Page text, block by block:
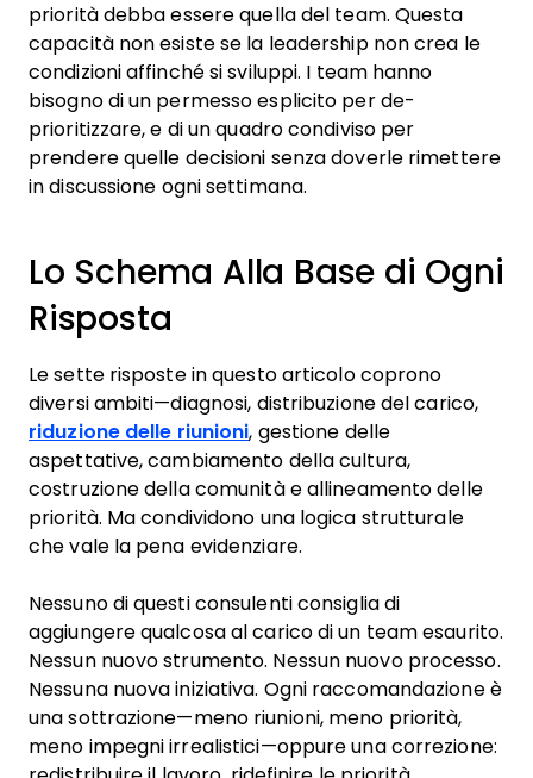
priorità debba essere quella del team. Questa
capacità non esiste se la leadership non crea le
condizioni affinché si sviluppi. I team hanno
bisogno di un permesso esplicito per de-
prioritizzare, e di un quadro condiviso per
prendere quelle decisioni senza doverle rimettere
in discussione ogni settimana.
Lo Schema Alla Base di Ogni
Risposta
Le sette risposte in questo articolo coprono
diversi ambiti—diagnosi, distribuzione del carico,
riduzione delle riunioni, gestione delle
aspettative, cambiamento della cultura,
costruzione della comunità e allineamento delle
priorità. Ma condividono una logica strutturale
che vale la pena evidenziare.
Nessuno di questi consulenti consiglia di
aggiungere qualcosa al carico di un team esaurito.
Nessun nuovo strumento. Nessun nuovo processo.
Nessuna nuova iniziativa. Ogni raccomandazione è
una sottrazione—meno riunioni, meno priorità,
meno impegni irrealistici—oppure una correzione: